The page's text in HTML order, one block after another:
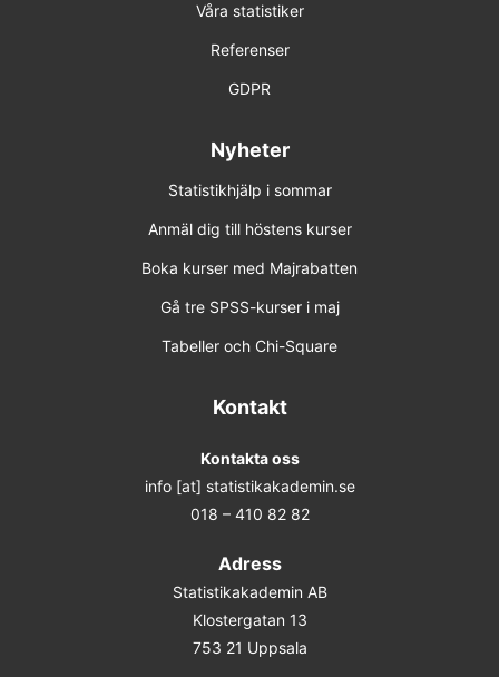
Våra statistiker
Referenser
GDPR
Nyheter
Statistikhjälp i sommar
Anmäl dig till höstens kurser
Boka kurser med Majrabatten
Gå tre SPSS-kurser i maj
Tabeller och Chi-Square
Kontakt
Kontakta oss
info [at] statistikakademin.se
018 – 410 82 82
Adress
Statistikakademin AB
Klostergatan 13
753 21 Uppsala